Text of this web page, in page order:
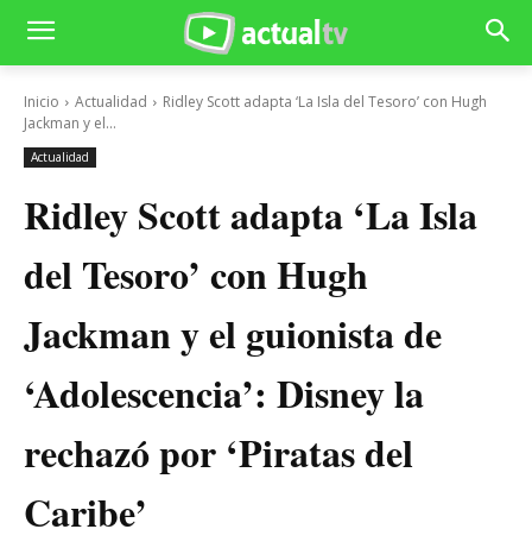
Inicio Actualidad
Ridley Scott adapta ‘La Isla del Tesoro’ con Hugh
Jackman y el...
Actualidad
Ridley Scott adapta ‘La Isla
del Tesoro’ con Hugh
Jackman y el guionista de
‘Adolescencia’: Disney la
rechazó por ‘Piratas del
Caribe’